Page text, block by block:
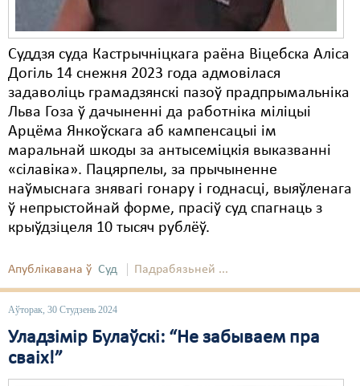
Суддзя суда Кастрычніцкага раёна Віцебска Аліса
Догіль 14 снежня 2023 года адмовілася
задаволіць грамадзянскі пазоў прадпрымальніка
Льва Гоза ў дачыненні да работніка міліцыі
Арцёма Янкоўскага аб кампенсацыі ім
маральнай шкоды за антысеміцкія выказванні
«сілавіка». Пацярпелы, за прычыненне
наўмыснага знявагі гонару і годнасці, выяўленага
ў непрыстойнай форме, прасіў суд спагнаць з
крыўдзіцеля 10 тысяч рублёў.
Апублікавана ў Суд Падрабязьней ...
Аўторак, 30 Студзень 2024
Уладзімір Булаўскі: “Не забываем пра
сваіх!”